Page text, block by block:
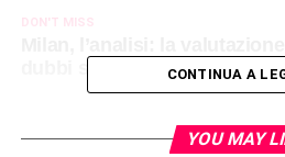
DON'T MISS
dubbi sulla vendita da Elliott
CONTINUA A
YOU MAY